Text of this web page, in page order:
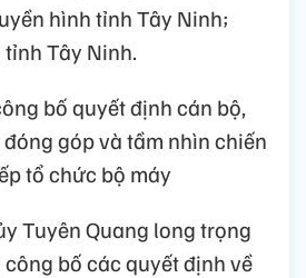
hình tỉnh Tây Ninh;
Tây Ninh.
bố quyết định cán bộ,
góp và tầm nhìn chiến
tổ chức bộ máy
Tuyên Quang long trọng
bố các quyết định về